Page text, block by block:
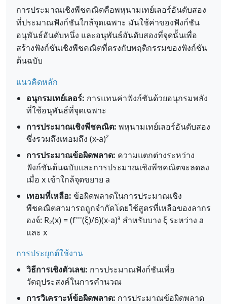
การประมาณเชิงพีชคณิตคือพหุนามเทย์เลอร์อันดับสอง
ที่ประมาณฟังก์ชันใกล้จุดเฉพาะ มันใช้ค่าของฟังก์ชัน
อนุพันธ์อันดับหนึ่ง และอนุพันธ์อันดับสองที่จุดนั้นเพื่อ
สร้างฟังก์ชันเชิงพีชคณิตที่ตรงกับพฤติกรรมของฟังก์ชัน
ต้นฉบับ
แนวคิดหลัก
อนุกรมเทย์เลอร์: การแทนค่าฟังก์ชันด้วยอนุกรมพลัง
ที่ใช้อนุพันธ์ที่จุดเฉพาะ
การประมาณเชิงพีชคณิต: พหุนามเทย์เลอร์อันดับสอง
ซึ่งรวมถึงเทอมถึง (x-a)²
การประมาณข้อผิดพลาด: ความแตกต่างระหว่าง
ฟังก์ชันต้นฉบับและการประมาณเชิงพีชคณิตจะลดลง
เมื่อ x เข้าใกล้จุดขยาย a
เทอมที่เหลือ: ข้อผิดพลาดในการประมาณเชิง
พีชคณิตสามารถถูกจำกัดโดยใช้สูตรที่เหลือของลากร
องจ์: R₂(x) = (f'''(ξ)/6)(x-a)³ สำหรับบาง ξ ระหว่าง a
และ x
การประยุกต์ใช้งาน
วิธีการเชิงตัวเลข: การประมาณฟังก์ชันเพื่อ
วัตถุประสงค์ในการคำนวณ
การวิเคราะห์ข้อผิดพลาด: การประมาณข้อผิดพลาด